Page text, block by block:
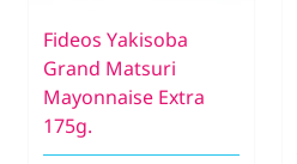
Fideos Yakisoba
Grand Matsuri
Mayonnaise Extra
175g.